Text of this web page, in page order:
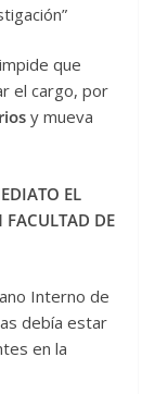
que
el cargo, por
y mueva
EL
FACULTAD DE
Interno de
debía estar
en la